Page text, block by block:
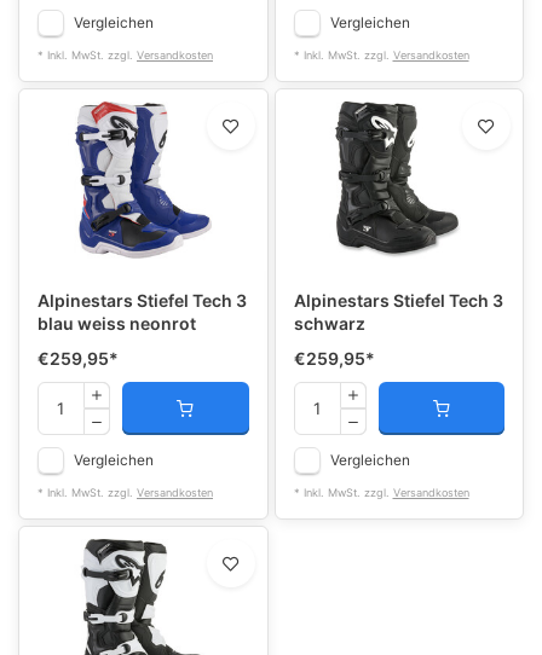
Vergleichen
* Inkl. MwSt. zzgl. Versandkosten
Vergleichen
* Inkl. MwSt. zzgl. Versandkosten
Alpinestars Stiefel Tech 3
blau weiss neonrot
€259,95*
Vergleichen
* Inkl. MwSt. zzgl. Versandkosten
Alpinestars Stiefel Tech 3
schwarz
€259,95*
Vergleichen
* Inkl. MwSt. zzgl. Versandkosten